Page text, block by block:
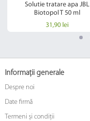
Solutie tratare apa JBL
Biotopol T 50 ml
31,90 lei
Informații generale
Despre noi
Date firmă
Termeni și condiții